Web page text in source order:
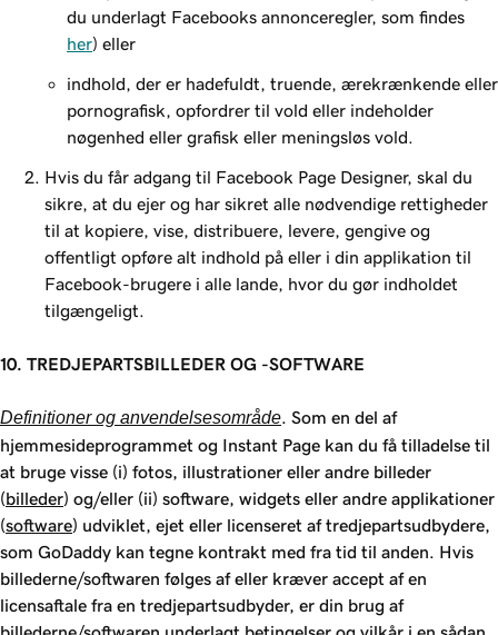
du underlagt Facebooks annonceregler, som findes
her) eller
indhold, der er hadefuldt, truende, ærekrænkende eller
pornografisk, opfordrer til vold eller indeholder
nøgenhed eller grafisk eller meningsløs vold.
Hvis du får adgang til Facebook Page Designer, skal du
sikre, at du ejer og har sikret alle nødvendige rettigheder
til at kopiere, vise, distribuere, levere, gengive og
offentligt opføre alt indhold på eller i din applikation til
Facebook-brugere i alle lande, hvor du gør indholdet
tilgængeligt.
10. TREDJEPARTSBILLEDER OG -SOFTWARE
Definitioner og anvendelsesområde . Som en del af
hjemmesideprogrammet og Instant Page kan du få tilladelse til
at bruge visse (i) fotos, illustrationer eller andre billeder
(billeder) og/eller (ii) software, widgets eller andre applikationer
(software) udviklet, ejet eller licenseret af tredjepartsudbydere,
som GoDaddy kan tegne kontrakt med fra tid til anden. Hvis
billederne/softwaren følges af eller kræver accept af en
licensaftale fra en tredjepartsudbyder, er din brug af